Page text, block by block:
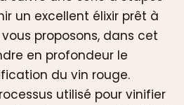
un excellent élixir prêt à
proposons, dans cet
en profondeur le
du vin rouge.
utilisé pour vinifier